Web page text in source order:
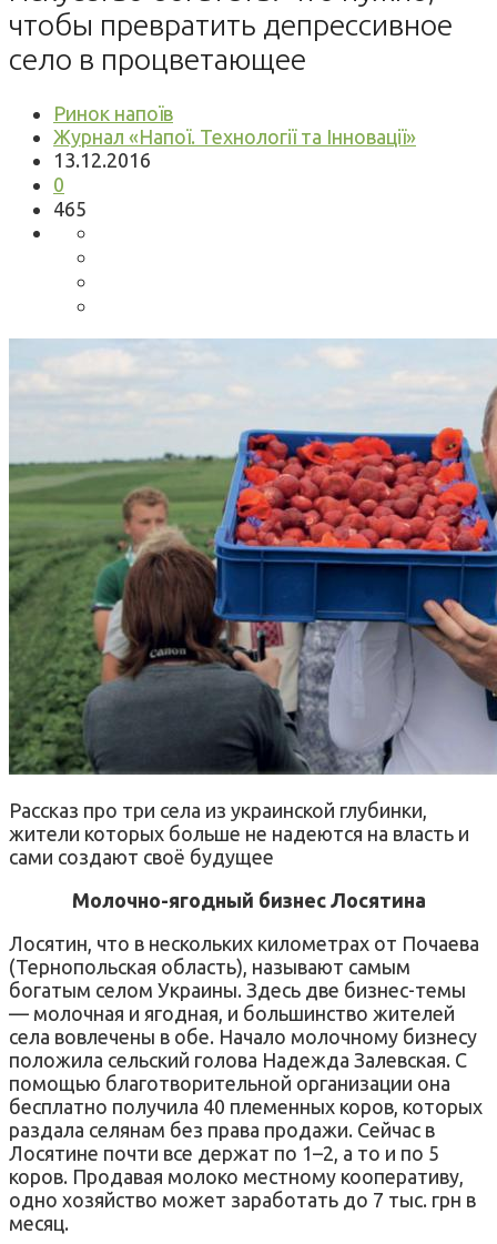
чтобы превратить депрессивное
село в процветающее
Ринок напоїв
Журнал «Напої. Технології та Інновації»
13.12.2016
0
465
Рассказ про три села из украинской глубинки,
жители которых больше не надеются на власть и
сами создают своё будущее
Молочно-ягодный бизнес Лосятина
Лосятин, что в нескольких километрах от Почаева
(Тернопольская область), называют самым
богатым селом Украины. Здесь две бизнес-темы
— молочная и ягодная, и большинство жителей
села вовлечены в обе. Начало молочному бизнесу
положила сельский голова Надежда Залевская. С
помощью благотворительной организации она
бесплатно получила 40 племенных коров, которых
раздала селянам без права продажи. Сейчас в
Лосятине почти все держат по 1–2, а то и по 5
коров. Продавая молоко местному кооперативу,
одно хозяйство может заработать до 7 тыс. грн в
месяц.